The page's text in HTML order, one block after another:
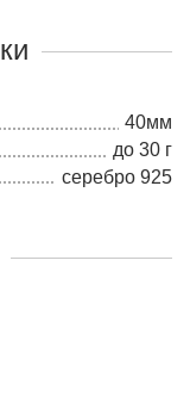
40мм
до 30 г
серебро 925